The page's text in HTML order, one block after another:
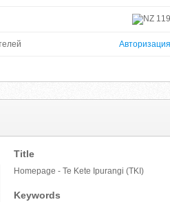
119
Авторизация
Title
Homepage - Te Kete Ipurangi (TKI)
Keywords